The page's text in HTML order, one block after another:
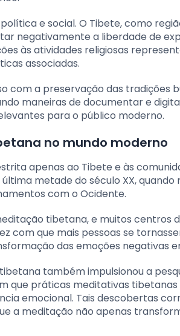
e social. O Tibete, como
negativamente a liberdade de
às atividades religiosas
associadas.
com a preservação das tradições
maneiras de documentar e
para o público moderno.
no mundo moderno
apenas ao Tibete e às
metade do século XX,
com o Ocidente.
tibetana, e muitos centros
com que mais pessoas se
das emoções negativas
também impulsionou a
que práticas meditativas
emocional. Tais descobertas
a meditação não apenas